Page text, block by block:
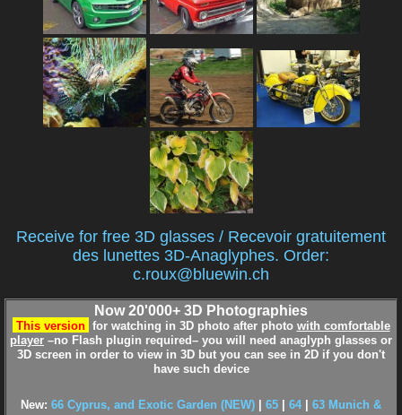
Receive for free 3D glasses / Recevoir gratuitement
des lunettes 3D-Anaglyphes. Order:
c.roux@bluewin.ch
Now 20'000+ 3D Photographies
This version for watching in 3D photo after photo with comfortable
player –no Flash plugin required– you will need anaglyph glasses or
3D screen in order to view in 3D but you can see in 2D if you don't
have such device
New: 66 Cyprus, and Exotic Garden (NEW) 65 64 63 Munich &